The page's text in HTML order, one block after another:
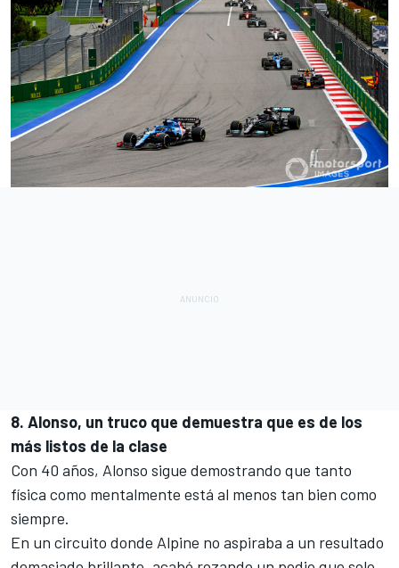
8. Alonso, un truco que demuestra que es de los
más listos de la clase
Con 40 años, Alonso sigue demostrando que tanto
física como mentalmente está al menos tan bien como
siempre.
En un circuito donde Alpine no aspiraba a un resultado